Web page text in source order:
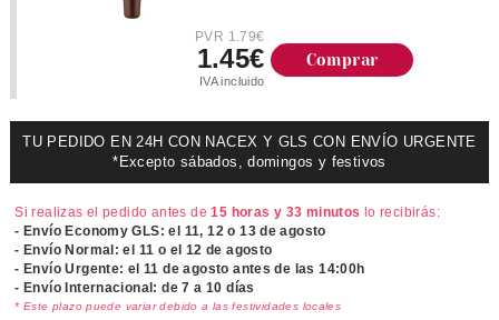
PVR 1.79€
1.45€
IVA incluido
Comprar
TU PEDIDO EN 24H CON NACEX Y GLS CON ENVÍO URGENTE
*Excepto sábados, domingos y festivos
Si realizas el pedido antes de15 horas y 33 minutos lo recibirás:
- Envío Economy GLS: el 11, 12 o 13 de agosto
- Envío Normal: el 11 o el 12 de agosto
- Envío Urgente: el11 de agosto antes de las 14:00h
- Envío Internacional: de 7 a 10 días
* Este plazo puede variar debido a las festividades locales